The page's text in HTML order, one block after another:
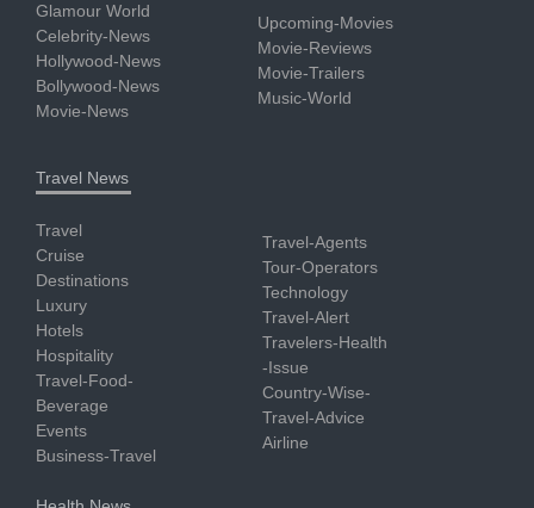
Glamour World
Celebrity-News
Hollywood-News
Bollywood-News
Movie-News
Upcoming-Movies
Movie-Reviews
Movie-Trailers
Music-World
Travel News
Travel
Cruise
Destinations
Luxury
Hotels
Hospitality
Travel-Food-
Beverage
Events
Business-Travel
Travel-Agents
Tour-Operators
Technology
Travel-Alert
Travelers-Health
-Issue
Country-Wise-
Travel-Advice
Airline